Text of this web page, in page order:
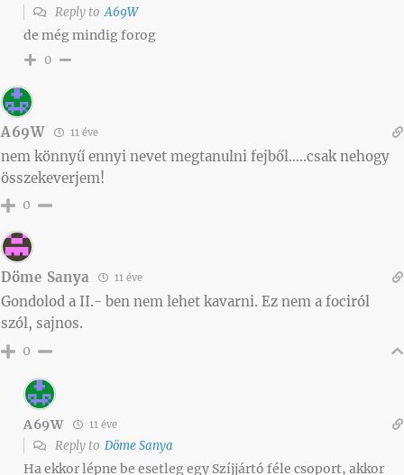
Reply toA69W
de még mindig forog
0
A69W 11 éve
nem könnyű ennyi nevet megtanulni fejből…..csak nehogy
összekeverjem!
0
Döme Sanya 11 éve
Gondolod a II.- ben nem lehet kavarni. Ez nem a fociról
szól, sajnos.
0
A69W 11 éve
Reply to Döme Sanya
Ha ekkor lépne be esetleg egy Szíjjártó féle csoport, akkor